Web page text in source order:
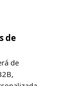
de
de